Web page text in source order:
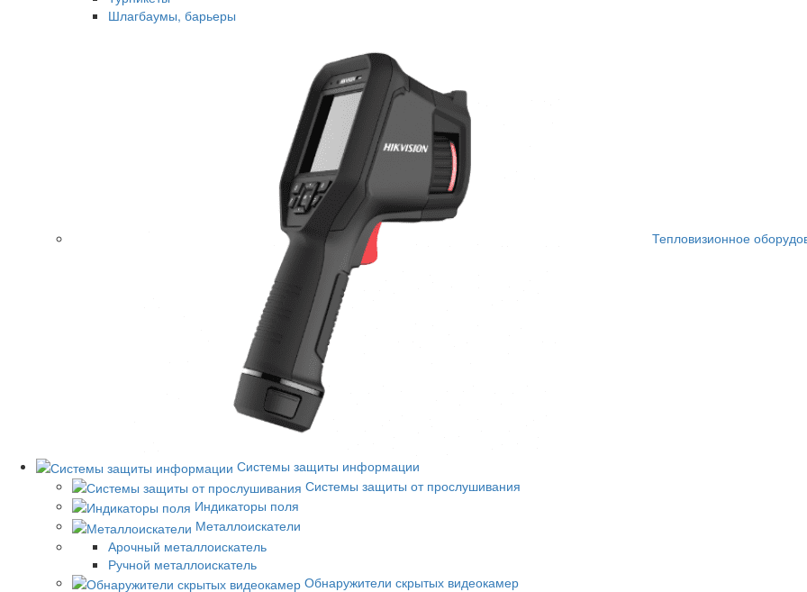
Шлагбаумы, барьеры
Тепловизионное
Системы защиты информации
Системы защиты от прослушивания
Индикаторы поля
Металлоискатели
Арочный металлоискатель
Ручной металлоискатель
Обнаружители скрытых видеокамер